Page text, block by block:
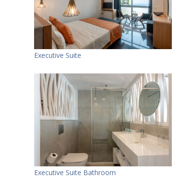
Executive Suite
Executive Suite Bathroom